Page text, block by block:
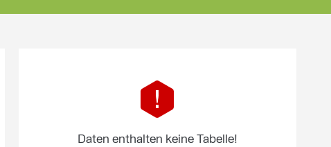
Daten enthalten keine Tabelle!